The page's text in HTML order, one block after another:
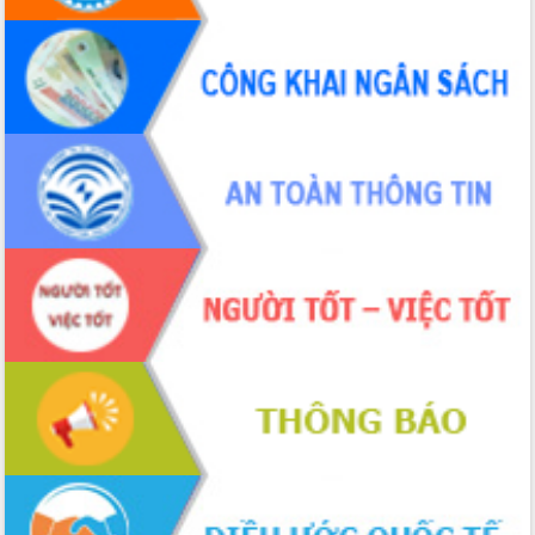
Định vị cà phê Việt Nam như một “di
sản sống” trong dòng chảy toàn cầu
Xây dựng nông thôn mới: Nâng cao đời
sống người dân từ những mô hình thiết
thực
Quyết liệt tháo gỡ vướng mắc, đẩy
nhanh tiến độ các dự án trọng điểm
trong Khu kinh tế Nam Phú Yên
Hòn Yến phát triển du lịch gắn với bảo
tồn biển
Lấy ý kiến điều chỉnh Quy hoạch tỉnh
Đắk Lắk thời kỳ 2021-2030, tầm nhìn
đến năm 2050
Phát động chiến dịch 30 ngày đêm
giải phóng mặt bằng Tuyến đường bộ
ven biển
Đắk Lắk nỗ lực thúc đẩy tăng trưởng
kinh tế từ 10% trở lên trong Quý
II/2026
Đắk Lắk ký kết thỏa thuận hợp tác về